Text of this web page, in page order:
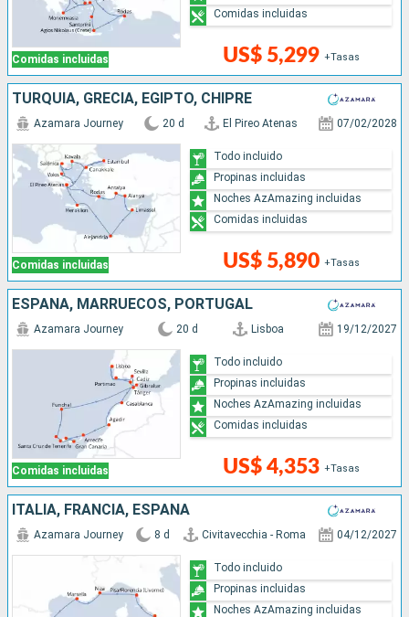
Comidas incluidas US$ 5,299 +Tasas
Comidas incluidas
TURQUÍA, GRECIA, EGIPTO, CHIPRE
Comidas incluidas
Azamara Journey 20 d El Pireo Atenas 07/02/2028
US$ 5,890 +Tasas
Todo incluido
Propinas incluidas
Noches AzAmazing incluidas
Comidas incluidas
ESPAÑA, MARRUECOS, PORTUGAL
Comidas incluidas
Azamara Journey 20 d Lisboa 19/12/2027
US$ 4,353 +Tasas
Todo incluido
Propinas incluidas
Noches AzAmazing incluidas
Comidas incluidas
ITALIA, FRANCIA, ESPAÑA
Azamara Journey 8 d Civitavecchia - Roma 04/12/2027
Todo incluido
Propinas incluidas
Noches AzAmazing incluidas